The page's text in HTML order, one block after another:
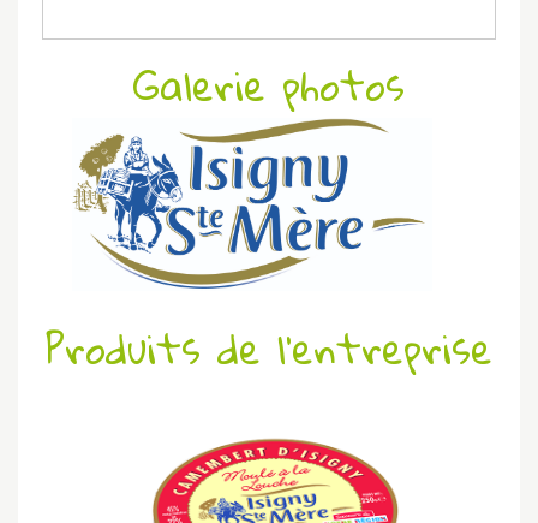
Galerie photos
Produits de l'entreprise